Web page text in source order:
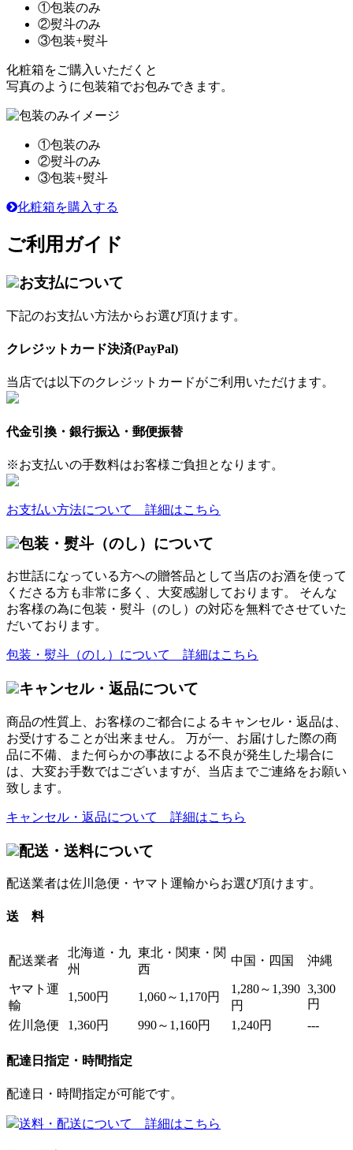
①包装のみ
②熨斗のみ
③包装+熨斗
化粧箱をご購入いただくと
写真のように包装箱でお包みできます。
①包装のみ
②熨斗のみ
③包装+熨斗
化粧箱を購入する
ご利用ガイド
お支払について
下記のお支払い方法からお選び頂けます。
クレジットカード決済(PayPal)
当店では以下のクレジットカードがご利用いただけます。
代金引換・銀行振込・郵便振替
※お支払いの手数料はお客様ご負担となります。
お支払い方法について 詳細はこちら
包装・熨斗（のし）について
お世話になっている方への贈答品として当店のお酒を使って
くださる方も非常に多く、大変感謝しております。 そんな
お客様の為に包装・熨斗（のし）の対応を無料でさせていた
だいております。
包装・熨斗（のし）について 詳細はこちら
キャンセル・返品について
商品の性質上、お客様のご都合によるキャンセル・返品は、
お受けすることが出来ません。 万が一、お届けした際の商
品に不備、また何らかの事故による不良が発生した場合に
は、大変お手数ではございますが、当店までご連絡をお願い
致します。
キャンセル・返品について 詳細はこちら
配送・送料について
配送業者は佐川急便・ヤマト運輸からお選び頂けます。
送 料
配送業者
北海道・九
州
東北・関東・関
西
中国・四国 沖縄
ヤマト運
輸
1,500円 1,060～1,170円
1,280～1,390
円
3,300
円
佐川急便
1,360円 990～1,160円 1,240円 ---
配達日指定・時間指定
配達日・時間指定が可能です。
送料・配送について 詳細はこちら